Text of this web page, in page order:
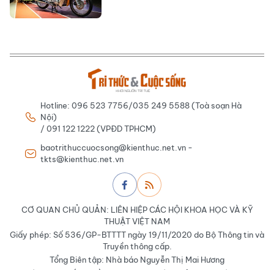
Hotline: 096 523 7756/035 249 5588 (Toà soạn Hà
Nội)
/ 091 122 1222 (VPĐD TPHCM)
baotrithuccuocsong@kienthuc.net.vn -
tkts@kienthuc.net.vn
CƠ QUAN CHỦ QUẢN: LIÊN HIỆP CÁC HỘI KHOA HỌC VÀ KỸ
THUẬT VIỆT NAM
Giấy phép: Số 536/GP-BTTTT ngày 19/11/2020 do Bộ Thông tin và
Truyền thông cấp.
Tổng Biên tập: Nhà báo Nguyễn Thị Mai Hương